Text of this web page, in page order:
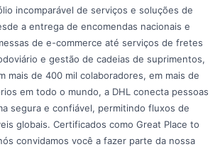
incomparável de serviços e soluções de
a entrega de encomendas nacionais e
de e-commerce até serviços de fretes
e gestão de cadeias de suprimentos,
mais de 400 mil colaboradores, em mais de
em todo o mundo, a DHL conecta pessoas
segura e confiável, permitindo fluxos de
globais. Certificados como Great Place to
convidamos você a fazer parte da nossa